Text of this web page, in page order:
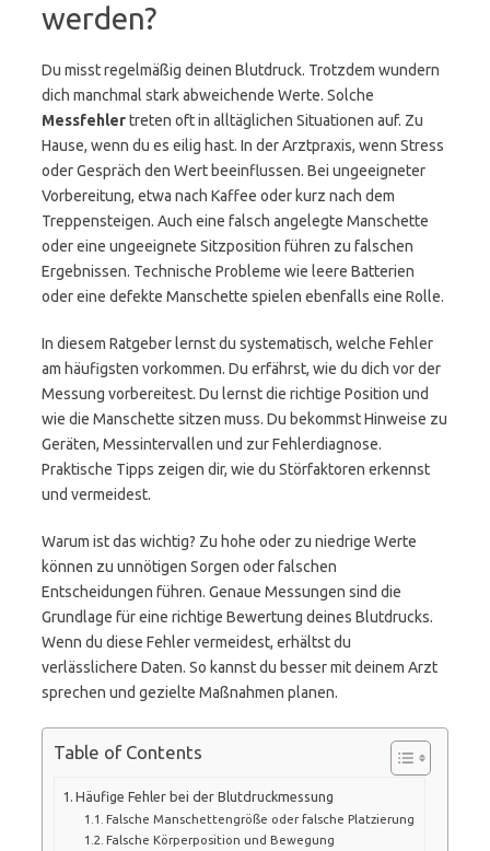
werden?
Du misst regelmäßig deinen Blutdruck. Trotzdem wundern
dich manchmal stark abweichende Werte. Solche
Messfehlertreten oft in alltäglichen Situationen auf. Zu
Hause, wenn du es eilig hast. In der Arztpraxis, wenn Stress
oder Gespräch den Wert beeinflussen. Bei ungeeigneter
Vorbereitung, etwa nach Kaffee oder kurz nach dem
Treppensteigen. Auch eine falsch angelegte Manschette
oder eine ungeeignete Sitzposition führen zu falschen
Ergebnissen. Technische Probleme wie leere Batterien
oder eine defekte Manschette spielen ebenfalls eine Rolle.
In diesem Ratgeber lernst du systematisch, welche Fehler
am häufigsten vorkommen. Du erfährst, wie du dich vor der
Messung vorbereitest. Du lernst die richtige Position und
wie die Manschette sitzen muss. Du bekommst Hinweise zu
Geräten, Messintervallen und zur Fehlerdiagnose.
Praktische Tipps zeigen dir, wie du Störfaktoren erkennst
und vermeidest.
Warum ist das wichtig? Zu hohe oder zu niedrige Werte
können zu unnötigen Sorgen oder falschen
Entscheidungen führen. Genaue Messungen sind die
Grundlage für eine richtige Bewertung deines Blutdrucks.
Wenn du diese Fehler vermeidest, erhältst du
verlässlichere Daten. So kannst du besser mit deinem Arzt
sprechen und gezielte Maßnahmen planen.
Table of Contents
Häufige Fehler bei der Blutdruckmessung
Falsche Manschettengröße oder falsche Platzierung
Falsche Körperposition und Bewegung